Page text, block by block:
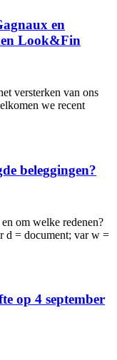
en
Look&Fin
versterken van ons
we recent
beleggingen?
om welke redenen?
d = document; var w =
op 4 september